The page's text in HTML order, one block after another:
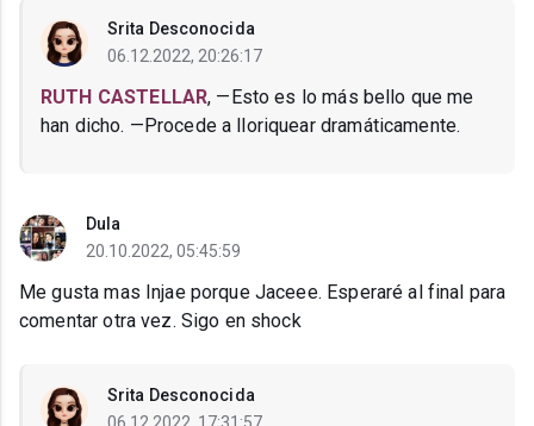
Srita Desconocida
06.12.2022, 20:26:17
RUTH CASTELLAR, —Esto es lo más bello que me
han dicho. —Procede a lloriquear dramáticamente.
Dula
20.10.2022, 05:45:59
Me gusta mas Injae porque Jaceee. Esperaré al final para
comentar otra vez. Sigo en shock
Srita Desconocida